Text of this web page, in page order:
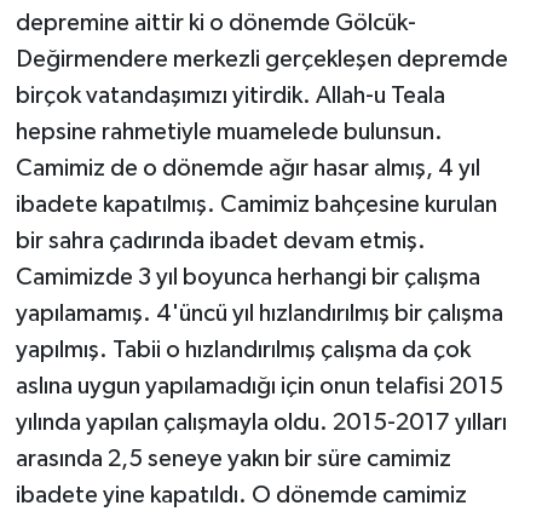
depremine aittir ki o dönemde Gölcük-
Değirmendere merkezli gerçekleşen depremde
birçok vatandaşımızı yitirdik. Allah-u Teala
hepsine rahmetiyle muamelede bulunsun.
Camimiz de o dönemde ağır hasar almış, 4 yıl
ibadete kapatılmış. Camimiz bahçesine kurulan
bir sahra çadırında ibadet devam etmiş.
Camimizde 3 yıl boyunca herhangi bir çalışma
yapılamamış. 4'üncü yıl hızlandırılmış bir çalışma
yapılmış. Tabii o hızlandırılmış çalışma da çok
aslına uygun yapılamadığı için onun telafisi 2015
yılında yapılan çalışmayla oldu. 2015-2017 yılları
arasında 2,5 seneye yakın bir süre camimiz
ibadete yine kapatıldı. O dönemde camimiz